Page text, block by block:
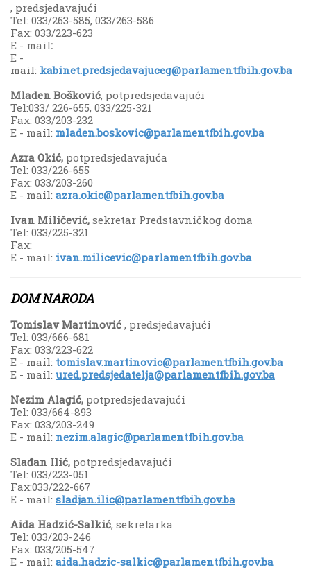
, predsjedavajući
Tel: 033/263-585, 033/263-586
Fax: 033/223-623
E - mail:
E -
mail: kabinet.predsjedavajuceg@parlamentfbih.gov.ba
Mladen Bošković, potpredsjedavajući
Tel:033/ 226-655, 033/225-321
Fax: 033/203-232
E - mail: mladen.boskovic@parlamentfbih.gov.ba
Azra Okić, potpredsjedavajuća
Tel: 033/226-655
Fax: 033/203-260
E - mail: azra.okic@parlamentfbih.gov.ba
Ivan Miličević, sekretar Predstavničkog doma
Tel: 033/225-321
Fax:
E - mail: ivan.milicevic@parlamentfbih.gov.ba
DOM NARODA
Tomislav Martinović , predsjedavajući
Tel: 033/666-681
Fax: 033/223-622
E - mail: tomislav.martinovic@parlamentfbih.gov.ba
E - mail: ured.predsjedatelja@parlamentfbih.gov.ba
Nezim Alagić, potpredsjedavajući
Tel: 033/664-893
Fax: 033/203-249
E - mail: nezim.alagic@parlamentfbih.gov.ba
Slađan Ilić, potpredsjedavajući
Tel: 033/223-051
Fax:033/222-667
E - mail: sladjan.ilic@parlamentfbih.gov.ba
Aida Hadzić-Salkić, sekretarka
Tel: 033/203-246
Fax: 033/205-547
E - mail: aida.hadzic-salkic@parlamentfbih.gov.ba